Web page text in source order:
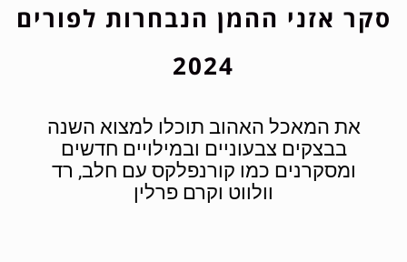
סקר אזני ההמן הנבחרות לפורים
2024
את המאכל האהוב תוכלו למצוא השנה
בבצקים צבעוניים ובמילויים חדשים
ומסקרנים כמו קורנפלקס עם חלב, רד
וולווט וקרם פרלין